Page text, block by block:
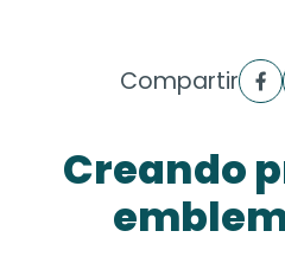
Compartir
Creando